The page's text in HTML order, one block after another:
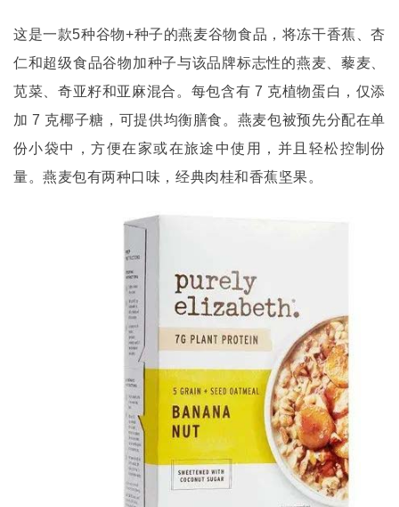
这是一款5种谷物+种子的燕麦谷物食品，将冻干香蕉、杏
仁和超级食品谷物加种子与该品牌标志性的燕麦、藜麦、
苋菜、奇亚籽和亚麻混合。每包含有 7 克植物蛋白，仅添
加 7 克椰子糖，可提供均衡膳食。燕麦包被预先分配在单
份小袋中，方便在家或在旅途中使用，并且轻松控制份
量。燕麦包有两种口味，经典肉桂和香蕉坚果。